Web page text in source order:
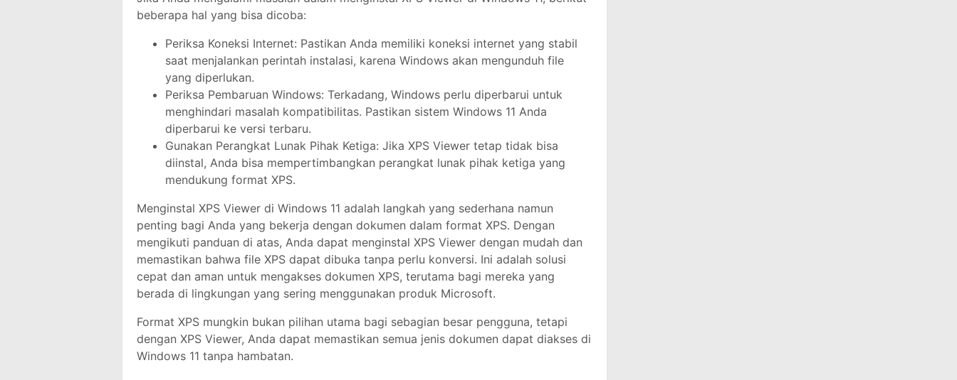
beberapa hal yang bisa dicoba:
Periksa Koneksi Internet: Pastikan Anda memiliki koneksi internet yang stabil
saat menjalankan perintah instalasi, karena Windows akan mengunduh file
yang diperlukan.
Periksa Pembaruan Windows: Terkadang, Windows perlu diperbarui untuk
menghindari masalah kompatibilitas. Pastikan sistem Windows 11 Anda
diperbarui ke versi terbaru.
Gunakan Perangkat Lunak Pihak Ketiga: Jika XPS Viewer tetap tidak bisa
diinstal, Anda bisa mempertimbangkan perangkat lunak pihak ketiga yang
mendukung format XPS.
Menginstal XPS Viewer di Windows 11 adalah langkah yang sederhana namun
penting bagi Anda yang bekerja dengan dokumen dalam format XPS. Dengan
mengikuti panduan di atas, Anda dapat menginstal XPS Viewer dengan mudah dan
memastikan bahwa file XPS dapat dibuka tanpa perlu konversi. Ini adalah solusi
cepat dan aman untuk mengakses dokumen XPS, terutama bagi mereka yang
berada di lingkungan yang sering menggunakan produk Microsoft.
Format XPS mungkin bukan pilihan utama bagi sebagian besar pengguna, tetapi
dengan XPS Viewer, Anda dapat memastikan semua jenis dokumen dapat diakses di
Windows 11 tanpa hambatan.